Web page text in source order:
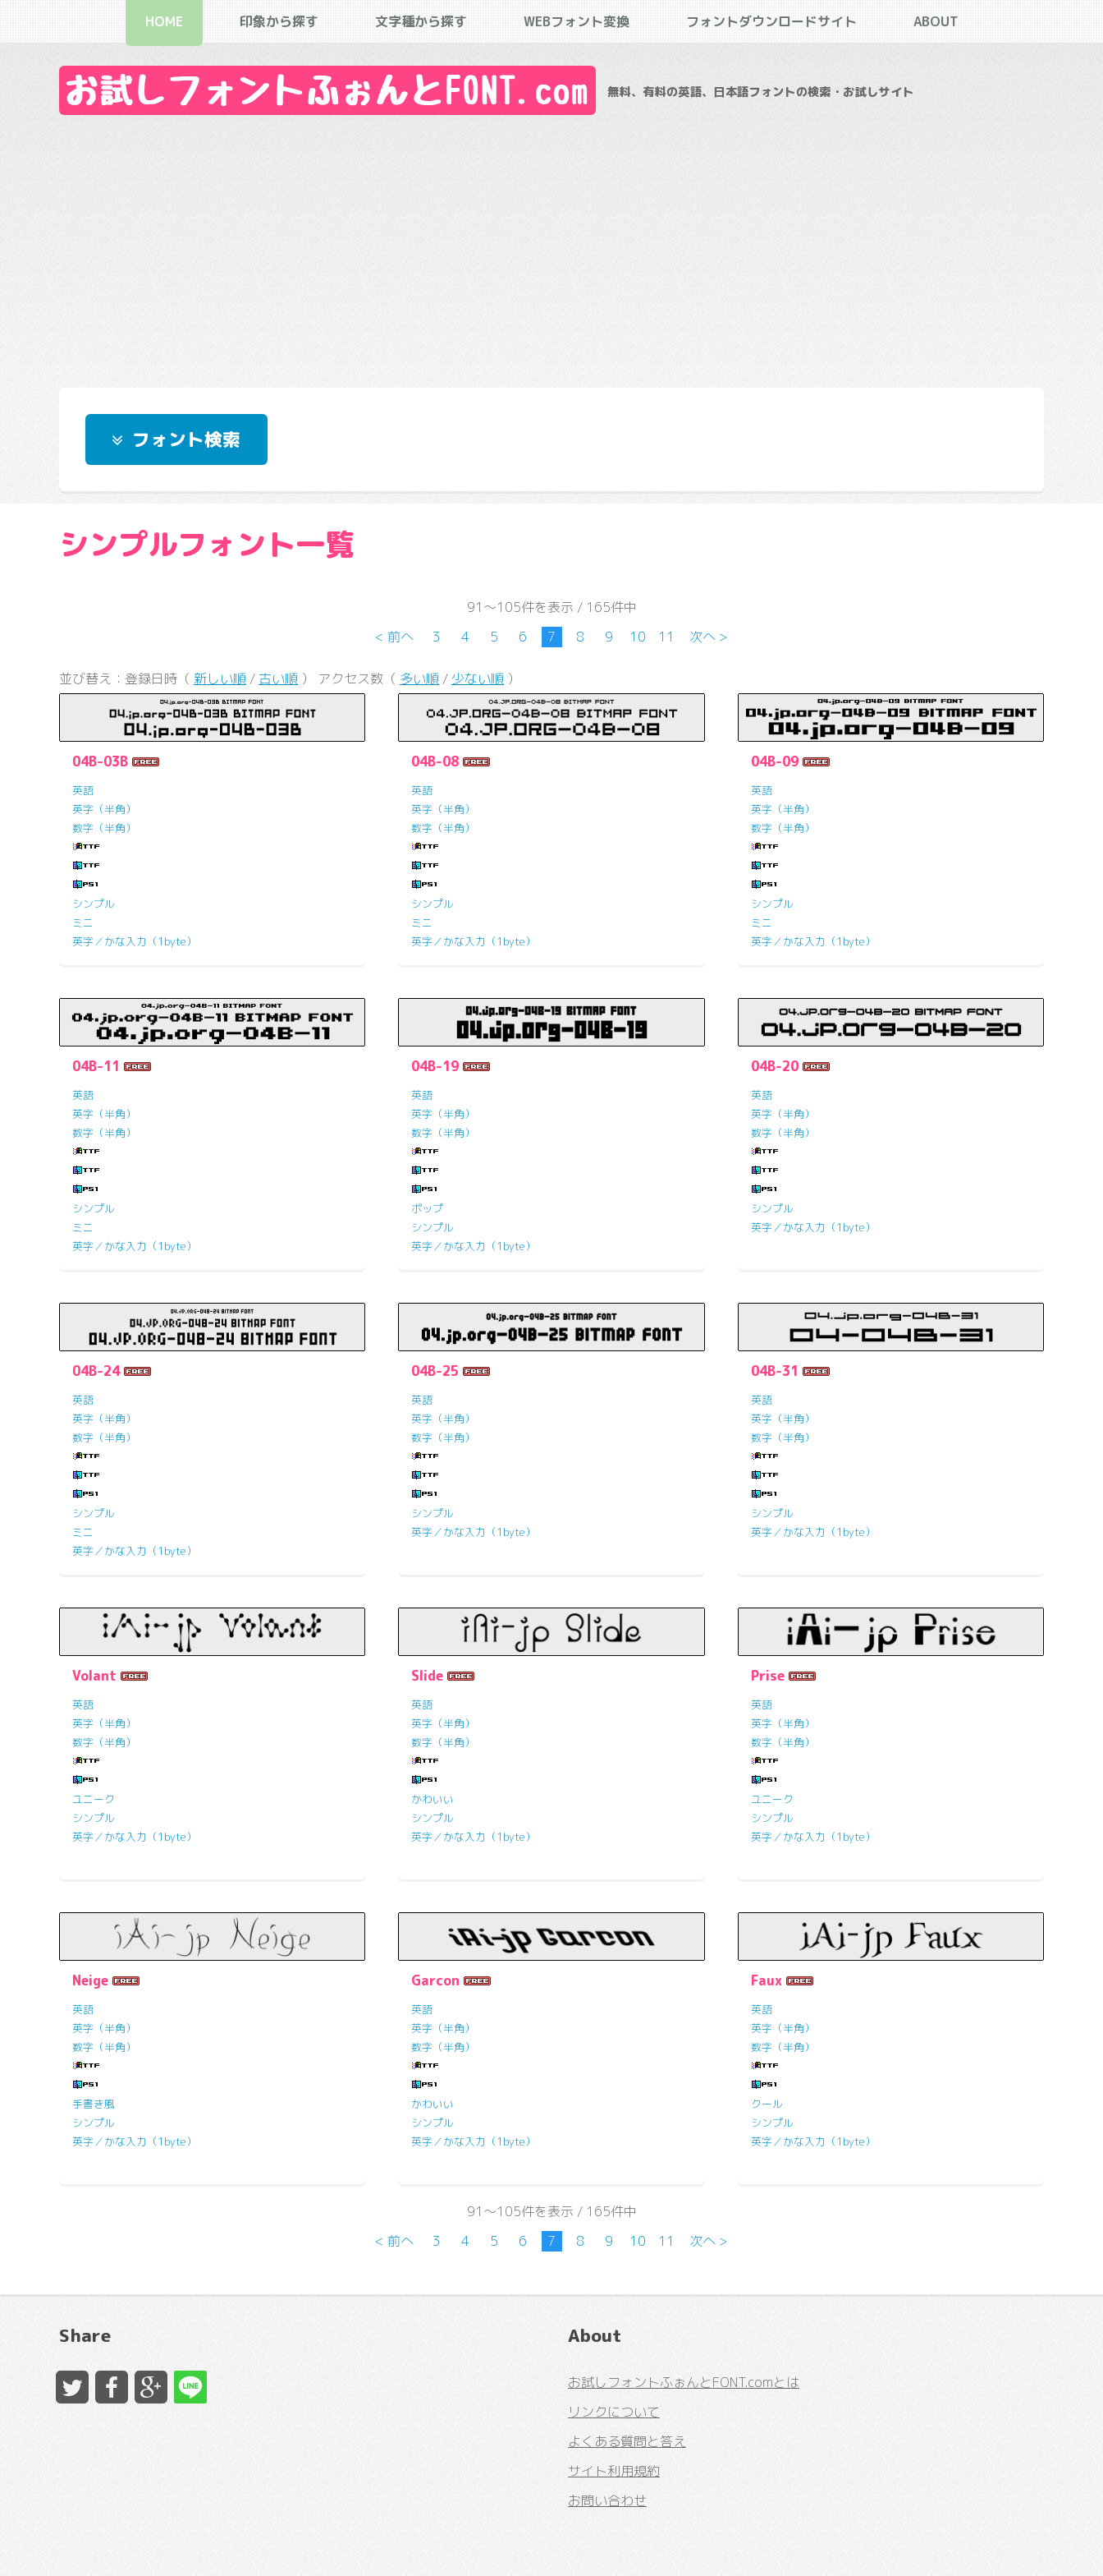
お試しフォントふぉんとFONT.com 無料、有料の英語、日本語フォントの検索・お試しサイト
フォント検索
シンプルフォント一覧
91～105件を表示 / 165件中
< 前へ
3 4 5 6 7 8 9 10 11 次へ >
並び替え：登録日時（ 新しい順 / 古い順 ） アクセス数（ 多い順 / 少ない順 ）
04B-03B
英語
英字（半角）
数字（半角）
シンプル
ミニ
英字／かな入力（1byte）
04B-08
英語
英字（半角）
数字（半角）
シンプル
ミニ
英字／かな入力（1byte）
04B-09
英語
英字（半角）
数字（半角）
シンプル
ミニ
英字／かな入力（1byte）
04B-11
英語
英字（半角）
数字（半角）
シンプル
ミニ
英字／かな入力（1byte）
04B-19
英語
英字（半角）
数字（半角）
ポップ
シンプル
英字／かな入力（1byte）
04B-20
英語
英字（半角）
数字（半角）
シンプル
英字／かな入力（1byte）
04B-24
英語
英字（半角）
数字（半角）
シンプル
ミニ
英字／かな入力（1byte）
04B-25
英語
英字（半角）
数字（半角）
シンプル
英字／かな入力（1byte）
04B-31
英語
英字（半角）
数字（半角）
シンプル
英字／かな入力（1byte）
Volant
英語
英字（半角）
数字（半角）
ユニーク
シンプル
英字／かな入力（1byte）
Slide
英語
英字（半角）
数字（半角）
かわいい
シンプル
英字／かな入力（1byte）
Prise
英語
英字（半角）
数字（半角）
ユニーク
シンプル
英字／かな入力（1byte）
Neige
英語
英字（半角）
数字（半角）
手書き風
シンプル
英字／かな入力（1byte）
Garcon
英語
英字（半角）
数字（半角）
かわいい
シンプル
英字／かな入力（1byte）
Faux
英語
英字（半角）
数字（半角）
クール
シンプル
英字／かな入力（1byte）
91～105件を表示 / 165件中
< 前へ
3 4 5 6 7 8 9 10 11 次へ >
Share About
お試しフォントふぉんとFONT.comとは
リンクについて
よくある質問と答え
サイト利用規約
お問い合わせ
HOME 印象から探す 文字種から探す WEBフォント変換 フォントダウンロードサイト ABOUT